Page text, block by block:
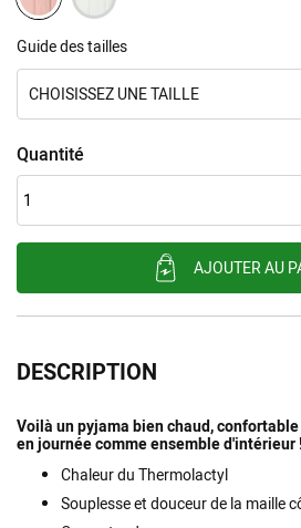
Guide des tailles
CHOISISSEZ UNE TAILLE
Quantité
AJOUTER AU
DESCRIPTION
Voilà un pyjama bien chaud,
en journée comme ensemble d'intérieur !
Chaleur du Thermolactyl
Souplesse et douceur de la maille